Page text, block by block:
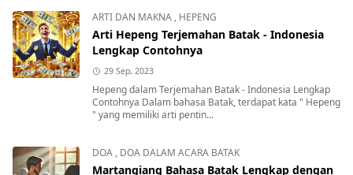
ARTI DAN MAKNA , HEPENG
Arti Hepeng Terjemahan Batak - Indonesia
Lengkap Contohnya
29 Sep, 2023
Hepeng dalam Terjemahan Batak - Indonesia Lengkap
Contohnya Dalam bahasa Batak, terdapat kata " Hepeng
" yang memiliki arti pentin...
DOA , DOA DALAM ACARA BATAK
Martangiang Bahasa Batak Lengkap dengan